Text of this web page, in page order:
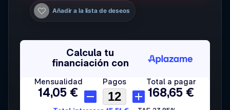
Añadir a la lista de deseos